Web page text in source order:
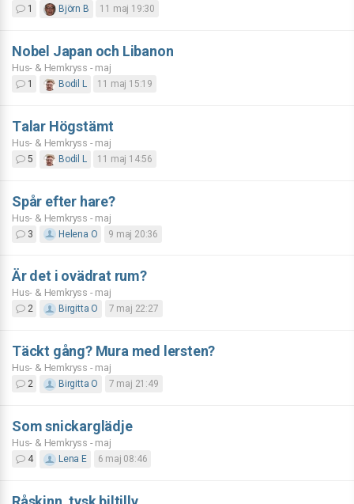
1 Björn B 11 maj 19:30
Nobel Japan och Libanon
Hus- & Hemkryss - maj
1 Bodil L 11 maj 15:19
Talar Högstämt
Hus- & Hemkryss - maj
5 Bodil L 11 maj 14:56
Spår efter hare?
Hus- & Hemkryss - maj
3 Helena O 9 maj 20:36
Är det i ovädrat rum?
Hus- & Hemkryss - maj
2 Birgitta O 7 maj 22:27
Täckt gång? Mura med lersten?
Hus- & Hemkryss - maj
2 Birgitta O 7 maj 21:49
Som snickarglädje
Hus- & Hemkryss - maj
4 Lena E 6 maj 08:46